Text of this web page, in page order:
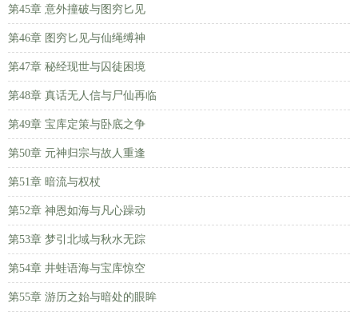
第45章 意外撞破与图穷匕见
第46章 图穷匕见与仙绳缚神
第47章 秘经现世与囚徒困境
第48章 真话无人信与尸仙再临
第49章 宝库定策与卧底之争
第50章 元神归宗与故人重逢
第51章 暗流与权杖
第52章 神恩如海与凡心躁动
第53章 梦引北域与秋水无踪
第54章 井蛙语海与宝库惊空
第55章 游历之始与暗处的眼眸